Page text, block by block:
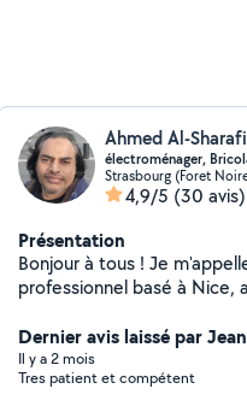
électroménager,
Strasbourg (Foret
4,9/5 (30 avis)
Présentation
Bonjour à tous ! Je m'appelle Ahmed, entrepreneur et
professionnel basé à Nice,
gestion de projets.
innovantes, je propose
accompagner vos projets
Dernier avis laissé par
Il y a 2 mois
Tres patient et compétent